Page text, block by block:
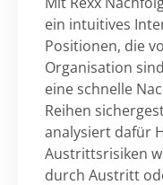
ein intuitives
Positionen, die
Organisation
eine schnelle
Reihen
analysiert dafür
Austrittsrisiken
durch Austritt